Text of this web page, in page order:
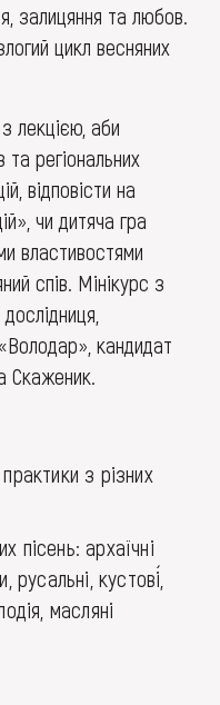
залицяння та любов.
цикл весняних
лекцією, аби
та регіональних
відповісти на
чи дитяча гра
властивостями
спів. Мінікурс з
кандидат
Скаженик.
з різних
пісень: архаїчні
русальні, кустові́,
масляні